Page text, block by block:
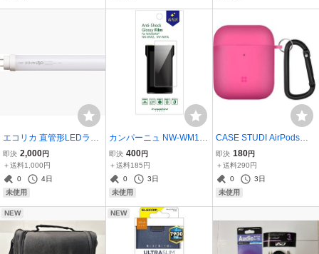
エコリカ 直管形LEDラン
プ 電源内蔵/直結工事専用
昼白色 工事必須モデル E
CL-LD4EGN-R
即決 2,000円
＋送料1,000円
0
4日
未使用
カンパーニュ NW-WM1シ
リーズ用 高光沢保護フィ
ルム CP-NWWM1F/GS
即決 400円
＋送料185円
0
3日
未使用
CASE STUDI AirPods
（第1/2世代）用 エクスプ
ローラーケース ピンク C
S-AP-EX-SPK
即決 180円
＋送料290円
0
3日
未使用
NEW NEW